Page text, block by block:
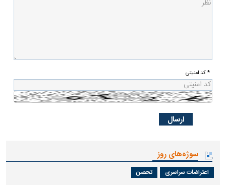
* کد امنیتی
سوژه‌های روز
اعتراضات سراسری تحصن